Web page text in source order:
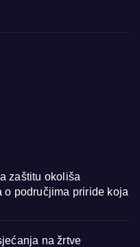
zaštitu okoliša
o područjima priride koja
na žrtve